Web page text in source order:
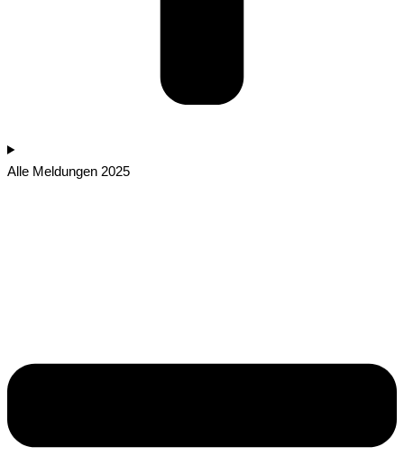
Alle Meldungen 2025